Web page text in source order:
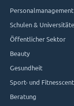
Personalmanagement
Schulen &
Öffentlicher Sektor
Beauty
Gesundheit
Sport- und
Beratung